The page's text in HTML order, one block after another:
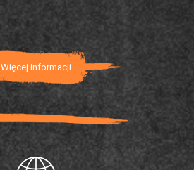
Więcej informacji